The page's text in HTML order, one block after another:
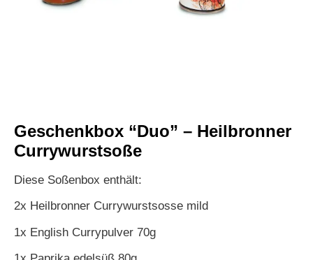
Geschenkbox “Duo” – Heilbronner
Currywurstsoße
Diese Soßenbox enthält:
2x Heilbronner Currywurstsosse mild
1x English Currypulver 70g